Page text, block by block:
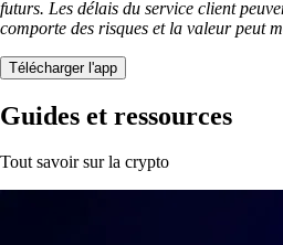
futurs. Les délais du service client
comporte des risques et la valeur peut
Télécharger l'app
Guides et ressources
Tout savoir sur la crypto